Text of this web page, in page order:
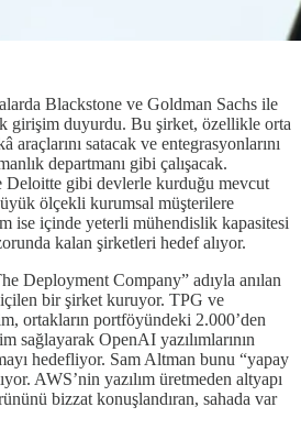
Blackstone ve Goldman Sachs ile
girişim duyurdu. Bu şirket, özellikle orta
satacak ve entegrasyonlarını
departmanı gibi çalışacak.
Deloitte gibi devlerle kurduğu mevcut
ölçekli kurumsal müşterilere
ise içinde yeterli mühendislik kapasitesi
kalan şirketleri hedef alıyor.
Deployment Company” adıyla anılan
bir şirket kuruyor. TPG ve
ortakların portföyündeki 2.000’den
sağlayarak OpenAI yazılımlarının
hedefliyor. Sam Altman bunu “yapay
AWS’nin yazılım üretmeden altyapı
bizzat konuşlandıran, sahada var